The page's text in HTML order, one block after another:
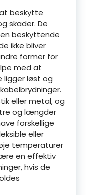
beskytte
skader. De
beskyttende
ikke bliver
former for
med at
ligger løst og
eller metal, og
og længder
forskellige
eller
temperaturer
en effektiv
hvis de